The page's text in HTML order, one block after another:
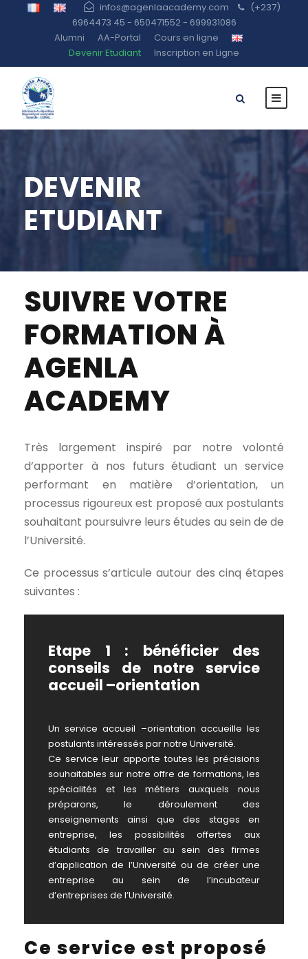
infos@agenlaacademy.com
(+237)
6964473 45 - 650471552 - 699931086
Alumni
AA-Portal
Cours en ligne
Devenir Etudiant
Inscription en Ligne
DEVENIR
ETUDIANT
SUIVRE VOTRE
FORMATION À
AGENLA
ACADEMY
Très largement inspiré par notre volonté
d’apporter à nos futurs étudiant un service
performant en matière d’orientation, un
processus rigoureux est proposé aux postulants
souhaitant poursuivre leurs études au sein de de
l’Université.
Ce processus s’articule autour des cinq étapes
suivantes :
Etape 1 : bénéficier des
conseils de notre service
accueil –orientation
Un service accueil –orientation accueille les
postulants intéressés par notre Université.
Ce service leur apporte toutes les précisions
souhaitables sur notre offre de formations, les
spécialités et les métiers auxquels nous
préparons, le déroulement des
enseignements ainsi que des stages en
entreprise, les possibilités offertes aux
étudiants de travailler au sein des firmes
d’application de l’Université ou de créer une
entreprise au sein de l’incubateur
d’entreprises de l’Université.
Ce service est proposé